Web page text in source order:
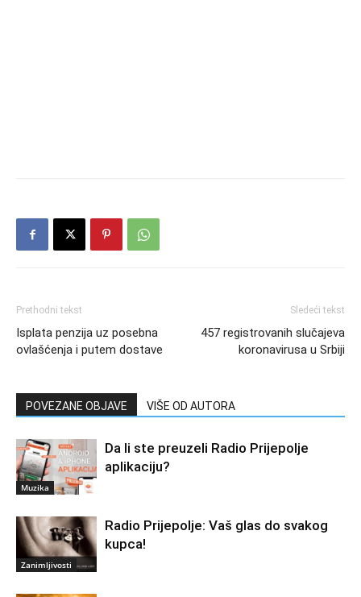
Prethodni tekst
Isplata penzija uz posebna
ovlašćenja i putem dostave
Sledeći tekst
457 registrovanih slučajeva
koronavirusa u Srbiji
POVEZANE OBJAVE VIŠE OD AUTORA
Muzika
Da li ste preuzeli Radio Prijepolje
aplikaciju?
Zanimljivosti
Radio Prijepolje: Vaš glas do svakog
kupca!